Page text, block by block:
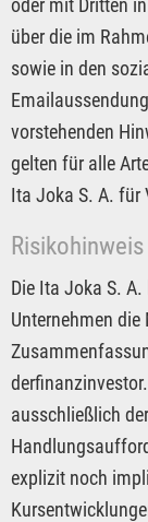
oder mit Dritten
über die im
sowie in den
vorstehenden
gelten für alle
Ita Joka S. A. für
Risikohinweis
Die Ita Joka S.
Unternehmen
ausschließlich
explizit noch